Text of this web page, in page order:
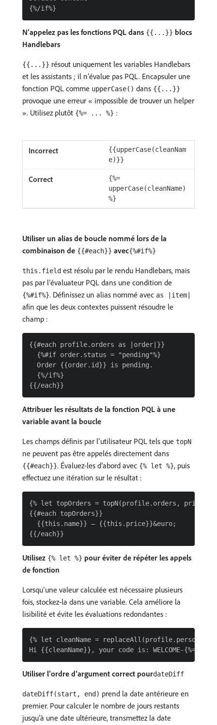
N’appelez pas les fonctions PQL dans {{...}} blocs
Handlebars
{{...}} résout uniquement les variables Handlebars
et les assistants ; il n’évalue pas PQL. Encapsuler une
fonction PQL comme upperCase() dans {{...}}
provoque une erreur « impossible de trouver un helper
». Utilisez plutôt {%= ... %} :
{{upperCase(cleanNam
e)}}
{%=
upperCase(cleanName)
%}
Utiliser un alias de boucle nommé lors de la
combinaison de {{#each}} avec{%#if%}
this.field est résolu par le rendu Handlebars, mais
pas par l’évaluateur PQL dans une condition de
{%#if%}. Définissez un alias nommé avec as |item|
afin que les deux contextes puissent résoudre le
champ :
{{#each profile.orders as |order|}}
  {%#if order.status = "pending"%}
  Order {{order.id}} is pending.
  {%/if%}
Attribuer les résultats de la fonction PQL à une
variable avant la boucle
Les champs définis par l’utilisateur PQL tels que topN
ne peuvent pas être appelés directement dans
{{#each}}. Évaluez-les d’abord avec {% let %}, puis
effectuez une itération sur le résultat :
{% let topOrders = topN(profile.orders, price,
{{#each topOrders}}
  {{this.name}} — {{this.price}}&euro;
Utilisez {% let %} pour éviter de répéter les appels
de fonction
Lorsqu’une valeur calculée est nécessaire plusieurs
fois, stockez-la dans une variable. Cela améliore la
lisibilité et évite les évaluations redondantes :
{% let cleanName =
Utiliser l’ordre d’argument correct pourdateDiff
dateDiff(start, end) prend la date antérieure en
premier. Pour calculer le nombre de jours restants
jusqu’à une date ultérieure, transmettez la date